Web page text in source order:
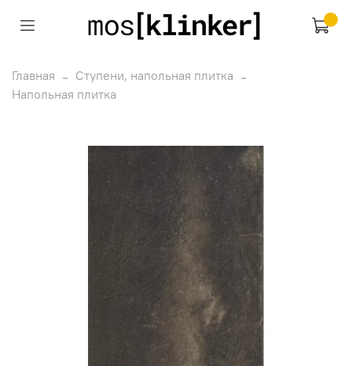
Главная
Ступени, напольная плитка
Напольная плитка